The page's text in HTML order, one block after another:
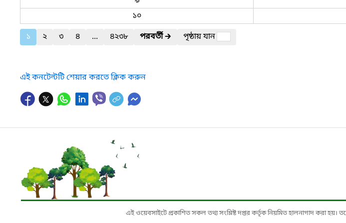
১০
১
২ ৩ ৪ ... ৪২৩৮ পরবর্তী🡲
পৃষ্ঠায় যান
এই কনটেন্টটি শেয়ার করতে ক্লিক করুন
এই ওয়েবসাইটে প্রকাশিত সকল তথ্য সংশ্লিষ্ট দপ্তর কর্তৃক নিয়মিত হালনাগাদ করা হয়।